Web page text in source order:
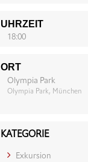
UHRZEIT
18:00
ORT
Olympia Park
Olympia Park, München
KATEGORIE
Exkursion